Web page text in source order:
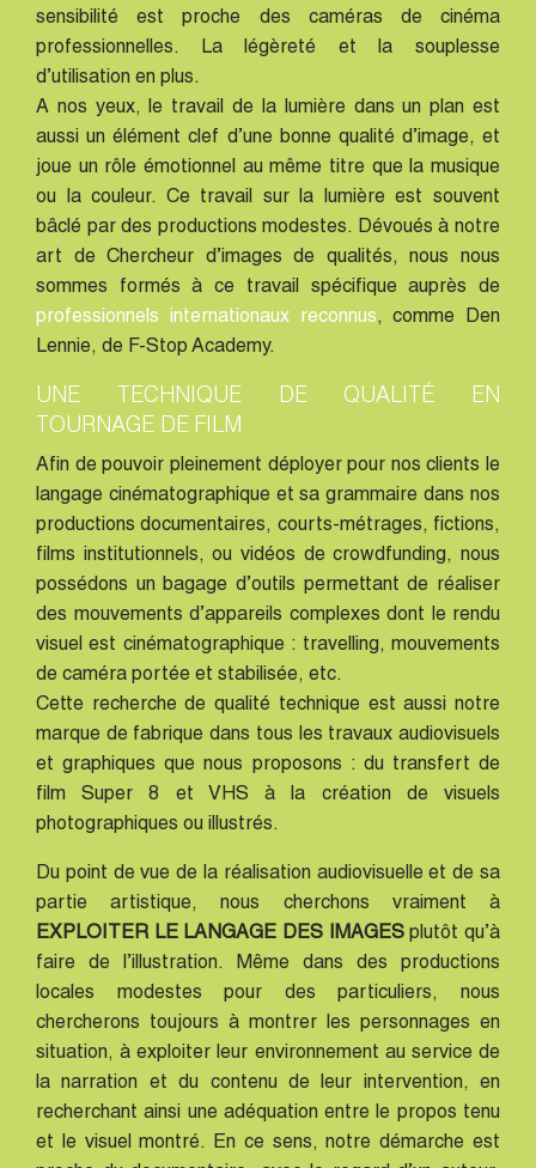
sensibilité est proche des caméras de cinéma
professionnelles. La légèreté et la souplesse
d’utilisation en plus.
A nos yeux, le travail de la lumière dans un plan est
aussi un élément clef d’une bonne qualité d’image, et
joue un rôle émotionnel au même titre que la musique
ou la couleur. Ce travail sur la lumière est souvent
bâclé par des productions modestes. Dévoués à notre
art de Chercheur d’images de qualités, nous nous
sommes formés à ce travail spécifique auprès de
professionnels internationaux reconnus, comme Den
Lennie, de F-Stop Academy.
UNE TECHNIQUE DE QUALITÉ EN
TOURNAGE DE FILM
Afin de pouvoir pleinement déployer pour nos clients le
langage cinématographique et sa grammaire dans nos
productions documentaires, courts-métrages, fictions,
films institutionnels, ou vidéos de crowdfunding, nous
possédons un bagage d’outils permettant de réaliser
des mouvements d’appareils complexes dont le rendu
visuel est cinématographique : travelling, mouvements
de caméra portée et stabilisée, etc.
Cette recherche de qualité technique est aussi notre
marque de fabrique dans tous les travaux audiovisuels
et graphiques que nous proposons : du transfert de
film Super 8 et VHS à la création de visuels
photographiques ou illustrés.
Du point de vue de la réalisation audiovisuelle et de sa
partie artistique, nous cherchons vraiment à
EXPLOITER LE LANGAGE DES IMAGESplutôt qu’à
faire de l’illustration. Même dans des productions
locales modestes pour des particuliers, nous
chercherons toujours à montrer les personnages en
situation, à exploiter leur environnement au service de
la narration et du contenu de leur intervention, en
recherchant ainsi une adéquation entre le propos tenu
et le visuel montré. En ce sens, notre démarche est